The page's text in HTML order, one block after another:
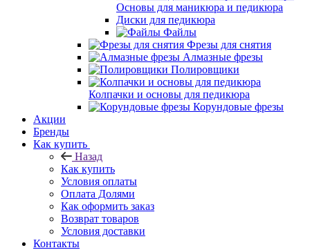
Основы для маникюра и педикюра
Диски для педикюра
Файлы
Фрезы для снятия
Алмазные фрезы
Полировщики
Колпачки и основы для педикюра
Корундовые фрезы
Акции
Бренды
Как купить
Назад
Как купить
Условия оплаты
Оплата Долями
Как оформить заказ
Возврат товаров
Условия доставки
Контакты